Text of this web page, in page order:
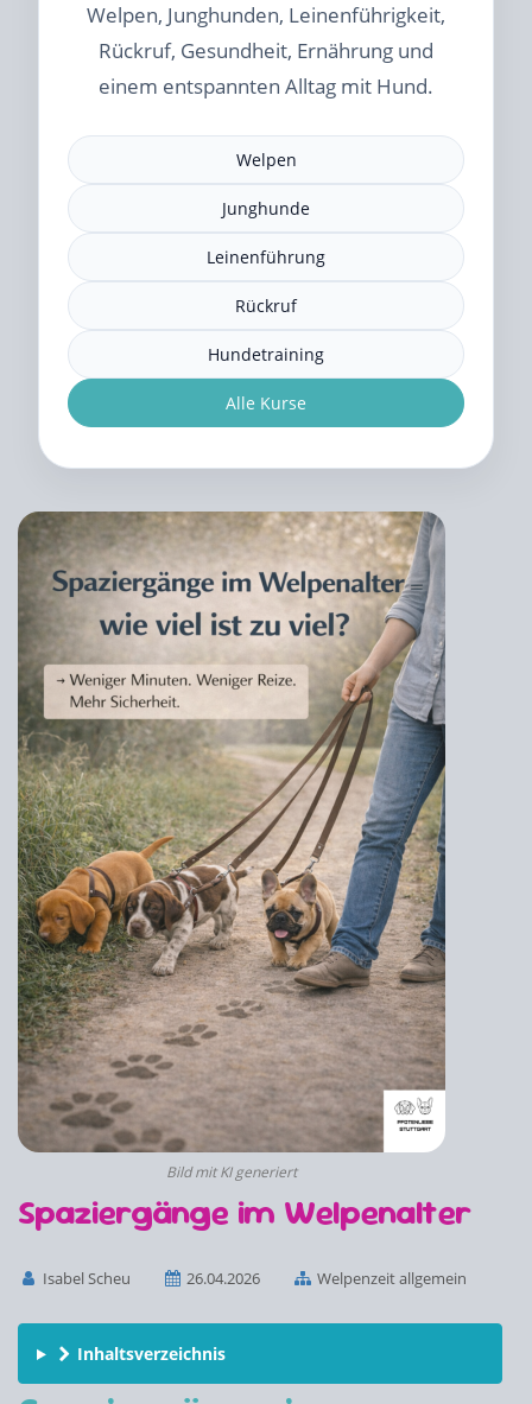
Welpen, Junghunden, Leinenführigkeit,
Rückruf, Gesundheit, Ernährung und
einem entspannten Alltag mit Hund.
Welpen
Junghunde
Leinenführung
Rückruf
Hundetraining
Alle Kurse
Bild mit KI generiert
Spaziergänge im Welpenalter
Isabel Scheu 26.04.2026 Welpenzeit allgemein
Inhaltsverzeichnis